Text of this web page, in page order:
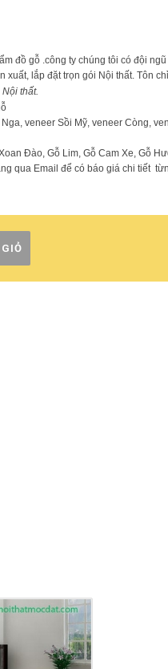
đồ gỗ .công ty chúng tôi có đội
xuất, lắp đặt trọn gói Nội thất. Tôn
thất.
veneer Sồi Mỹ, veneer Còng,
Đào, Gỗ Lim, Gỗ Cam Xe, Gỗ
qua Email để có báo giá chi tiết